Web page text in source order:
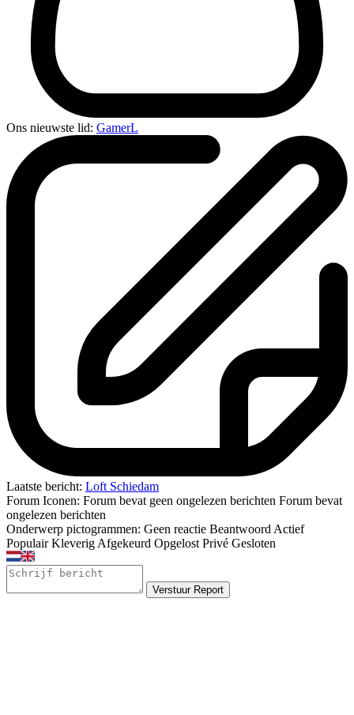
Ons nieuwste lid: GamerL
Laatste bericht: Loft Schiedam
Forum Iconen: Forum bevat geen ongelezen berichten Forum bevat
ongelezen berichten
Onderwerp pictogrammen: Geen reactie Beantwoord Actief
Populair Kleverig Afgekeurd Opgelost Privé Gesloten